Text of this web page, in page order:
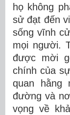
họ không
sử đạt đến
sống vĩnh
mọi người.
được mời
chính của
quan hằng
đường và
vọng về